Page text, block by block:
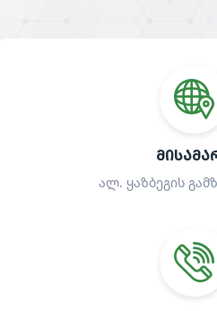
ალ. ყაზბეგის